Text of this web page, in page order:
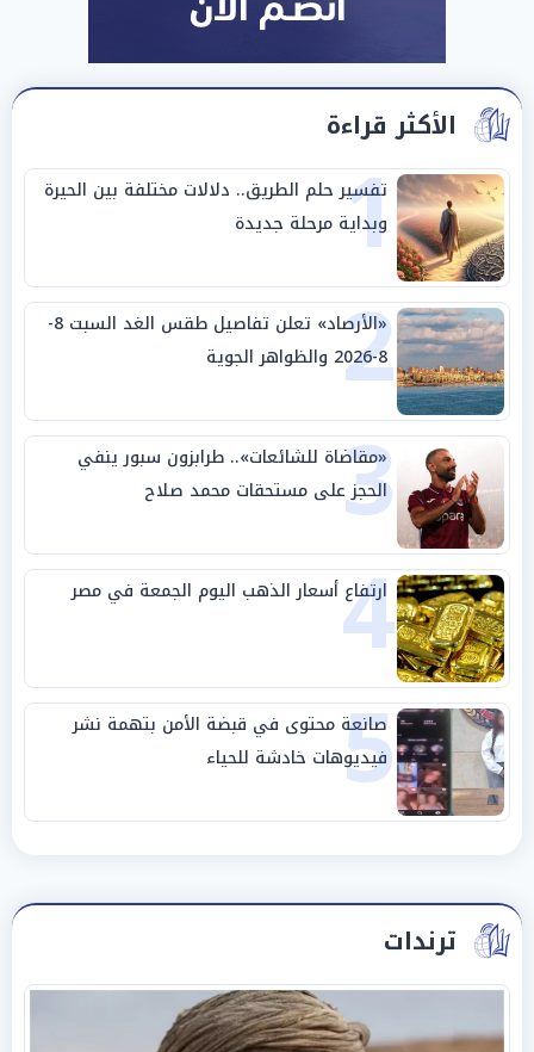
الأكثر قراءة
1
تفسير حلم الطريق.. دلالات مختلفة بين الحيرة
وبداية مرحلة جديدة
2
«الأرصاد» تعلن تفاصيل طقس الغد السبت 8-
8-2026 والظواهر الجوية
3
«مقاضاة للشائعات».. طرابزون سبور ينفي
الحجز على مستحقات محمد صلاح
4
ارتفاع أسعار الذهب اليوم الجمعة في مصر
5
صانعة محتوى في قبضة الأمن بتهمة نشر
فيديوهات خادشة للحياء
ترندات